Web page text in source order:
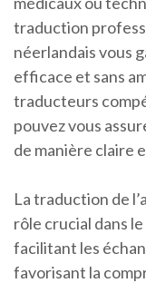
traduction
néerlandais vous
efficace et sans
traducteurs
pouvez vous
de manière claire
La traduction de
rôle crucial dans
facilitant les
favorisant la